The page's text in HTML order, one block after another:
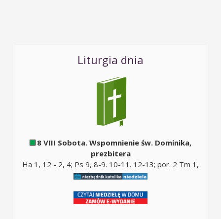
Liturgia dnia
prezbitera
Ha 1, 12 - 2, 4; Ps 9, 8-9. 10-11. 12-13; por. 2 Tm 1,
10b; Mt 17, 14-20;